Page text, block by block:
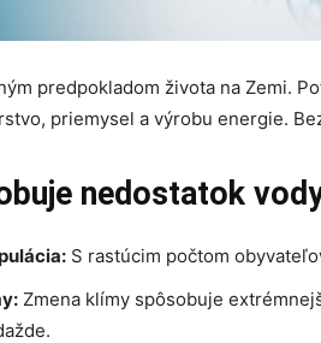
predpokladom života na Zemi.
priemysel a výrobu energie.
nedostatok
S rastúcim počtom
Zmena klímy spôsobuje